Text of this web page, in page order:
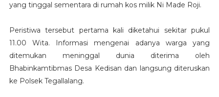
yang tinggal sementara di rumah kos milik Ni Made Roji.
Peristiwa tersebut pertama kali diketahui sekitar pukul
11.00 Wita. Informasi mengenai adanya warga yang
ditemukan meninggal dunia diterima oleh
Bhabinkamtibmas Desa Kedisan dan langsung diteruskan
ke Polsek Tegallalang.